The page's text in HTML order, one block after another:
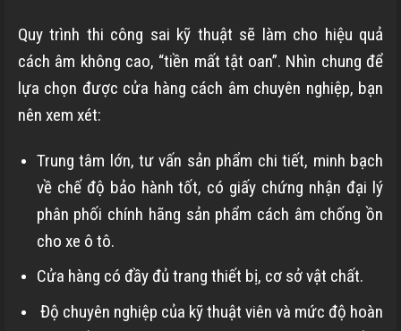
Quy trình thi công sai kỹ thuật sẽ làm cho hiệu quả
cách âm không cao, “tiền mất tật oan”. Nhìn chung để
lựa chọn được cửa hàng cách âm chuyên nghiệp, bạn
nên xem xét:
Trung tâm lớn, tư vấn sản phẩm chi tiết, minh bạch
về chế độ bảo hành tốt, có giấy chứng nhận đại lý
phân phối chính hãng sản phẩm cách âm chống ồn
cho xe ô tô.
Cửa hàng có đầy đủ trang thiết bị, cơ sở vật chất.
Độ chuyên nghiệp của kỹ thuật viên và mức độ hoàn